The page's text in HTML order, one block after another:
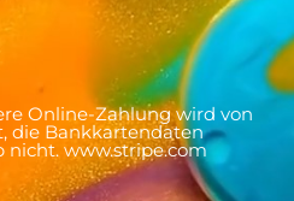
Online-Zahlung wird von
die Bankkartendaten
nicht. www.stripe.com